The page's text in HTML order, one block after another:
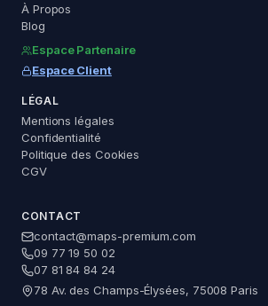
À Propos
Blog
Espace Partenaire
Espace Client
LÉGAL
Mentions légales
Confidentialité
Politique des Cookies
CGV
CONTACT
contact@maps-premium.com
09 77 19 50 02
07 81 84 84 24
78 Av. des Champs-Élysées, 75008 Paris
Maps Premium
Assistant — réponse immédiate
Questions fréquentes
Comment valider ma fiche Google ?